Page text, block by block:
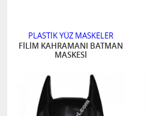
PLASTİK YÜZ MASKELER
FİLİM KAHRAMANI BATMAN
MASKESİ